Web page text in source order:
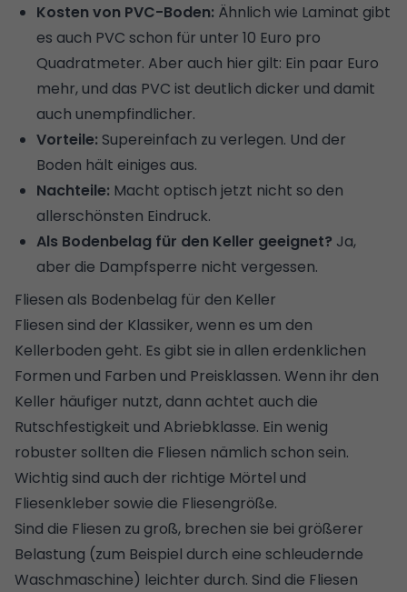
Kosten von PVC-Boden: Ähnlich wie Laminat gibt
es auch PVC schon für unter 10 Euro pro
Quadratmeter. Aber auch hier gilt: Ein paar Euro
mehr, und das PVC ist deutlich dicker und damit
auch unempfindlicher.
Vorteile: Supereinfach zu verlegen. Und der
Boden hält einiges aus.
Nachteile: Macht optisch jetzt nicht so den
allerschönsten Eindruck.
Als Bodenbelag für den Keller geeignet? Ja,
aber die Dampfsperre nicht vergessen.
Fliesen als Bodenbelag für den Keller
Fliesen sind der Klassiker, wenn es um den
Kellerboden geht. Es gibt sie in allen erdenklichen
Formen und Farben und Preisklassen. Wenn ihr den
Keller häufiger nutzt, dann achtet auch die
Rutschfestigkeit und Abriebklasse. Ein wenig
robuster sollten die Fliesen nämlich schon sein.
Wichtig sind auch der richtige Mörtel und
Fliesenkleber sowie die Fliesengröße.
Sind die Fliesen zu groß, brechen sie bei größerer
Belastung (zum Beispiel durch eine schleudernde
Waschmaschine) leichter durch. Sind die Fliesen